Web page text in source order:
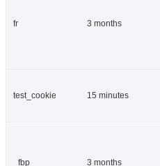
fr 3 months
test_cookie 15 minutes
_fbp 3 months